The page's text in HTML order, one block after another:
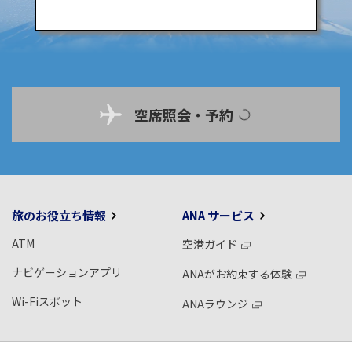
空席照会・予約
旅のお役立ち情報
ATM
ナビゲーションアプリ
Wi-Fiスポット
ANA サービス
空港ガイド
ANAがお約束する体験
ANAラウンジ